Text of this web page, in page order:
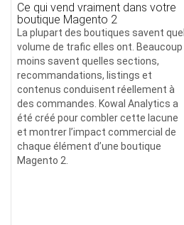
Ce qui vend vraiment dans votre
boutique Magento 2
La plupart des boutiques savent quel
volume de trafic elles ont. Beaucoup
moins savent quelles sections,
recommandations, listings et
contenus conduisent réellement à
des commandes. Kowal Analytics a
été créé pour combler cette lacune
et montrer l’impact commercial de
chaque élément d’une boutique
Magento 2.